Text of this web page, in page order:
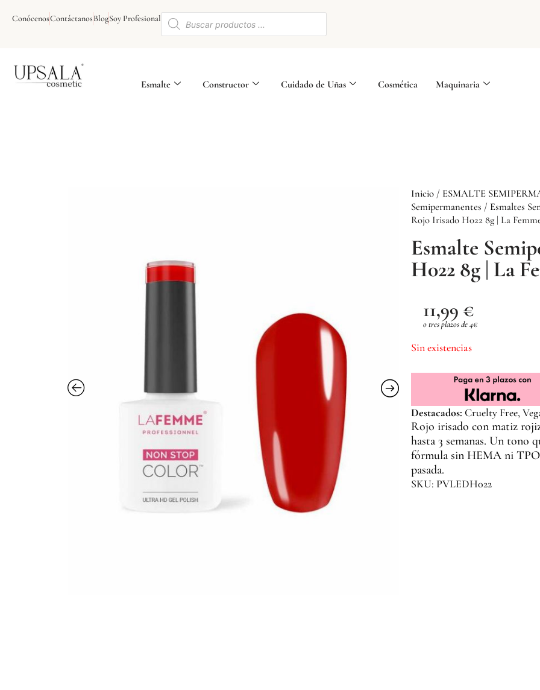
ConócenosContáctanosBlogSoy Profesional Búsqueda
Esmalte Constructor Cuidado de Uñas Cosmética Maquinaria
Inicio / ESMALTE
Semipermanentes / Esmaltes
Rojo Irisado H022 8g | La
Esmalte
H022 8g | La
11,99 €
o tres plazos de 4€
Sin existencias
Destacados: Cruelty Free,
Rojo irisado con matiz
hasta 3 semanas. Un tono
fórmula sin HEMA ni
pasada.
SKU: PVLEDH022